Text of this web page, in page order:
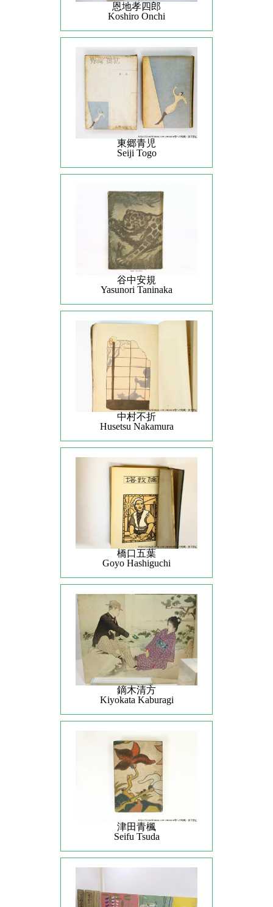
恩地孝四郎
Koshiro Onchi
東郷青児
Seiji Togo
谷中安規
Yasunori Taninaka
中村不折
Husetsu Nakamura
橋口五葉
Goyo Hashiguchi
鏑木清方
Kiyokata Kaburagi
津田青楓
Seifu Tsuda